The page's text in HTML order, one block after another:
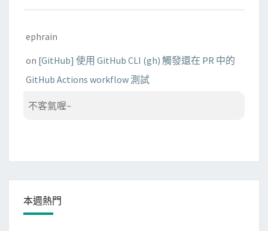
ephrain
on [GitHub] 使用 GitHub CLI (gh) 觸發還在 PR 中的
GitHub Actions workflow 測試
不客氣喔~
本週熱門